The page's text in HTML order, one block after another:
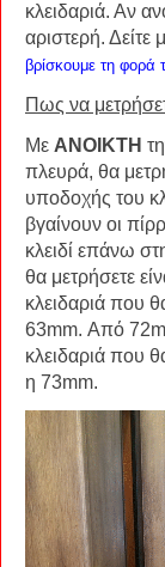
κλειδαριά. Αν
αριστερή. Δείτε
βρίσκουμε τη φορά
Πως να
Με ΑΝΟΙΚΤΗ
πλευρά, θα
υποδοχής του
βγαίνουν οι
κλειδί επάνω
θα μετρήσετε
κλειδαριά που
63mm. Από
κλειδαριά που
η 73mm.